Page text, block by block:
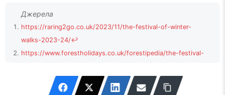
https://raring2go.co.uk/2023/11/the-festival-of-winter-
walks-2023-24/↩
https://www.forestholidays.co.uk/forestipedia/the-festival-